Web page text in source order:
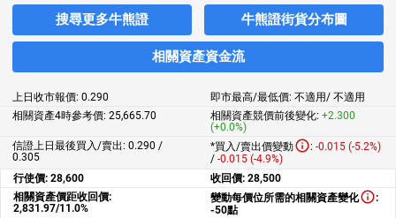
搜尋更多牛熊證 牛熊證街貨分布圖
相關資產資金流
上日收市報價: 0.290 即市最高/最低價: 不適用/ 不適用
相關資產4時參考價: 25,665.70 相關資產競價前後變化: +2.300
(+0.0%)
信證上日最後買入/賣出: 0.290 /
0.305
*買入/賣出價變動 : -0.015 (-5.2%)
/ -0.015 (-4.9%)
行使價: 28,600 收回價: 28,500
相關資產價距收回價:
2,831.97/11.0%
變動每價位所需的相關資產變化
:
-50點